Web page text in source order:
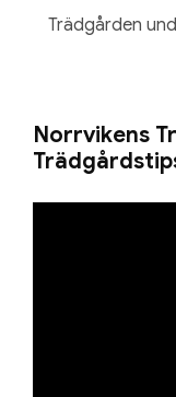
Trädgården
Norrvikens